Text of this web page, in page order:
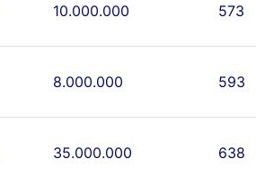
10.000.000 573
8.000.000 593
35.000.000 638